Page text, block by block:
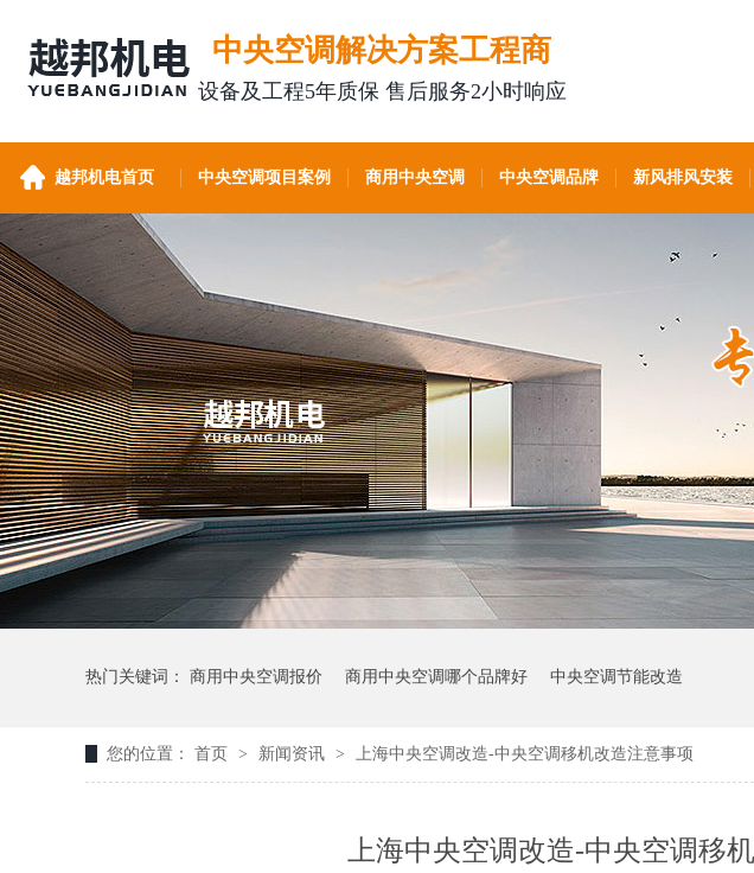
中央空调解决方案工程商
设备及工程5年质保 售后服务2小时响应
越邦机电首页 中央空调项目案例 商用中央空调 中央空调品牌 新风排风安装
热门关键词： 商用中央空调报价 商用中央空调哪个品牌好 中央空调节能改造
您的位置： 首页 > 新闻资讯 > 上海中央空调改造-中央空调移机改造注意事项
上海中央空调改造-中央空调移